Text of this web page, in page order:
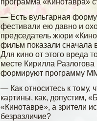
— Есть вульгарная
фестивали ею давно и
председатель жюри
фильм показали сначала
Для кино от этого вреда
месте Кирилла
формируют программу
— Как относитесь к тому,
картины, как, допустим,
«Кинотавре», а зрители
безразличие?